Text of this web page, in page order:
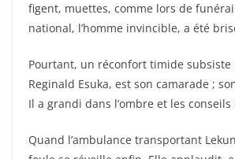
figent, muettes, comme lors de
national, l’homme invincible, a été
Pourtant, un réconfort timide subsiste
Reginald Esuka, est son camarade ;
Il a grandi dans l’ombre et les
Quand l’ambulance transportant